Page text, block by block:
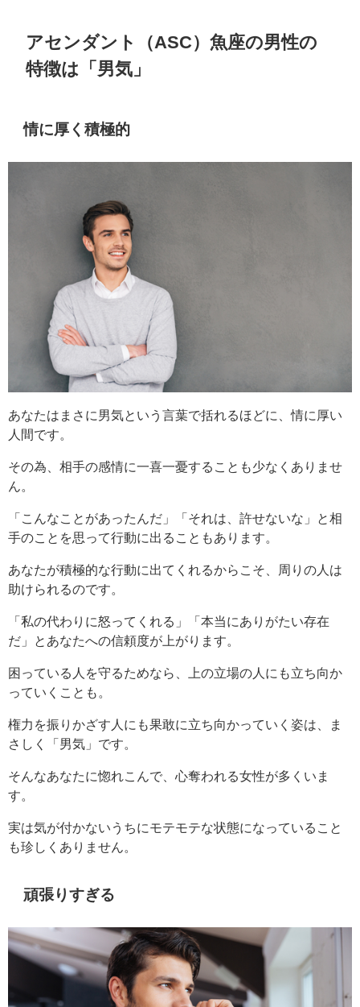
アセンダント（ASC）魚座の男性の
特徴は「男気」
情に厚く積極的
あなたはまさに男気という言葉で括れるほどに、情に厚い
人間です。
その為、相手の感情に一喜一憂することも少なくありませ
ん。
「こんなことがあったんだ」「それは、許せないな」と相
手のことを思って行動に出ることもあります。
あなたが積極的な行動に出てくれるからこそ、周りの人は
助けられるのです。
「私の代わりに怒ってくれる」「本当にありがたい存在
だ」とあなたへの信頼度が上がります。
困っている人を守るためなら、上の立場の人にも立ち向か
っていくことも。
権力を振りかざす人にも果敢に立ち向かっていく姿は、ま
さしく「男気」です。
そんなあなたに惚れこんで、心奪われる女性が多くいま
す。
実は気が付かないうちにモテモテな状態になっていること
も珍しくありません。
頑張りすぎる